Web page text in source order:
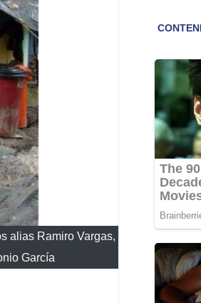
alias Ramiro Vargas,
García